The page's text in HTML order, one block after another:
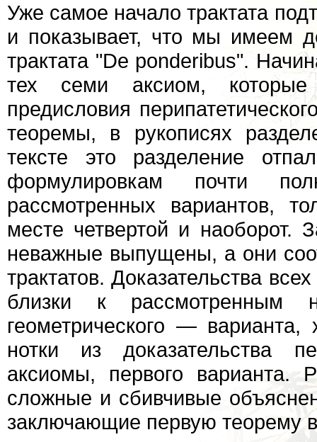
Уже самое начало трактата
и показывает, что мы имеем
трактата "De ponderibus".
тех семи аксиом,
предисловия
теоремы, в рукописях
тексте это разделение
формулировкам почти
рассмотренных вариантов,
месте четвертой и
неважные выпущены, а они
трактатов. Доказательства
близки к рассмотренным
геометрического —
нотки из доказательства
аксиомы, первого варианта.
сложные и сбивчивые
заключающие первую теорему